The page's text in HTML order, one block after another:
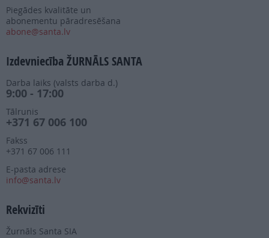
Piegādes kvalitāte un
abonementu pāradresēšana
abone@santa.lv
Izdevniecība ŽURNĀLS SANTA
Darba laiks (valsts darba d.)
9:00 - 17:00
Tālrunis
+371 67 006 100
Fakss
+371 67 006 111
E-pasta adrese
info@santa.lv
Rekvizīti
Žurnāls Santa SIA